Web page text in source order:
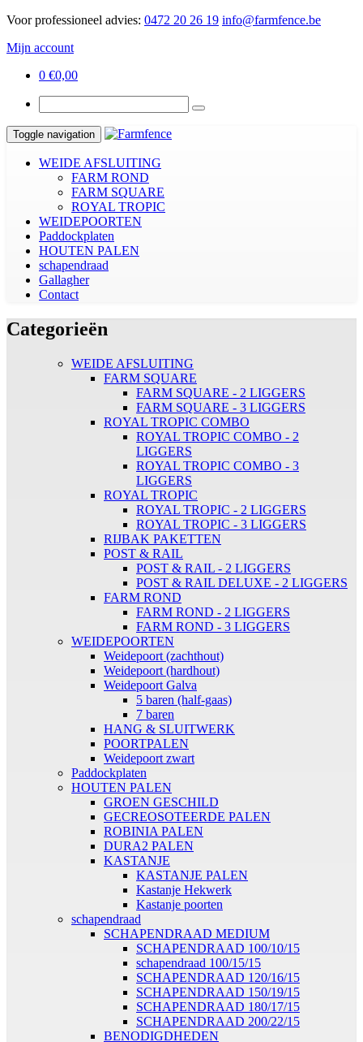
Voor professioneel advies: 0472 20 26 19 info@farmfence.be
Mijn account
0 €0,00
Toggle navigation
WEIDE AFSLUITING
FARM ROND
FARM SQUARE
ROYAL TROPIC
WEIDEPOORTEN
Paddockplaten
HOUTEN PALEN
schapendraad
Gallagher
Contact
Categorieën
WEIDE AFSLUITING
FARM SQUARE
FARM SQUARE - 2 LIGGERS
FARM SQUARE - 3 LIGGERS
ROYAL TROPIC COMBO
ROYAL TROPIC COMBO - 2
LIGGERS
ROYAL TROPIC COMBO - 3
LIGGERS
ROYAL TROPIC
ROYAL TROPIC - 2 LIGGERS
ROYAL TROPIC - 3 LIGGERS
RIJBAK PAKETTEN
POST & RAIL
POST & RAIL - 2 LIGGERS
POST & RAIL DELUXE - 2 LIGGERS
FARM ROND
FARM ROND - 2 LIGGERS
FARM ROND - 3 LIGGERS
WEIDEPOORTEN
Weidepoort (zachthout)
Weidepoort (hardhout)
Weidepoort Galva
5 baren (half-gaas)
7 baren
HANG & SLUITWERK
POORTPALEN
Weidepoort zwart
Paddockplaten
HOUTEN PALEN
GROEN GESCHILD
GECREOSOTEERDE PALEN
ROBINIA PALEN
DURA2 PALEN
KASTANJE
KASTANJE PALEN
Kastanje Hekwerk
Kastanje poorten
schapendraad
SCHAPENDRAAD MEDIUM
SCHAPENDRAAD 100/10/15
schapendraad 100/15/15
SCHAPENDRAAD 120/16/15
SCHAPENDRAAD 150/19/15
SCHAPENDRAAD 180/17/15
SCHAPENDRAAD 200/22/15
BENODIGDHEDEN